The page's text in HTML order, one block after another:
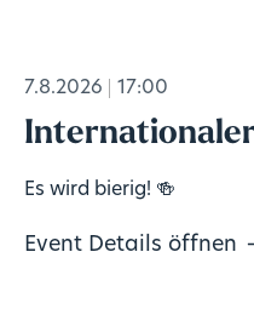
7.8.2026 17:00
Internationaler
Es wird bierig! 🍻
Event Details öffnen